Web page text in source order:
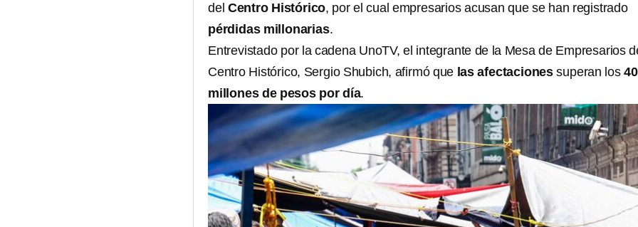
del Centro Histórico, por el cual empresarios acusan que se han registrado
pérdidas millonarias.
Entrevistado por la cadena UnoTV, el integrante de la Mesa de Empresarios
Centro Histórico, Sergio Shubich, afirmó que las afectaciones superan los40
millones de pesos por día.